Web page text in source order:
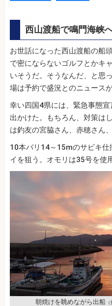
西山渡船で鳴門海峡
お世話になった西山渡船の船
で密にならないゴルフとかキ
いそうだ。そうなんだ、と思
場は予約で盛況とのニュース
幸い四国4県には、緊急事態
出かけた。もちろん、対策は
は釣友の宮脇さん、赤穂さん
10本バリ14～15mのサビキ
イを狙う。オモリは35号を使用
朝焼けを眺めながら出船（